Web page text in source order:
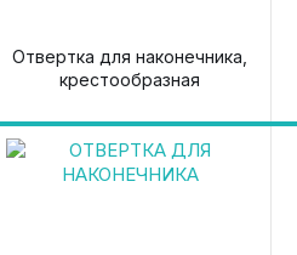
Отвертка для наконечника,
крестообразная